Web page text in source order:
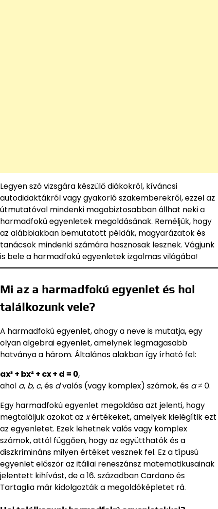
Legyen szó vizsgára készülő diákokról, kíváncsi
autodidaktákról vagy gyakorló szakemberekről, ezzel az
útmutatóval mindenki magabiztosabban állhat neki a
harmadfokú egyenletek megoldásának. Reméljük, hogy
az alábbiakban bemutatott példák, magyarázatok és
tanácsok mindenki számára hasznosak lesznek. Vágjunk
is bele a harmadfokú egyenletek izgalmas világába!
Mi az a harmadfokú egyenlet és hol
találkozunk vele?
A harmadfokú egyenlet, ahogy a neve is mutatja, egy
olyan algebrai egyenlet, amelynek legmagasabb
hatványa a három. Általános alakban így írható fel:
ax³ + bx² + cx + d = 0,
ahol a, b, c, és dvalós (vagy komplex) számok, és a≠ 0.
Egy harmadfokú egyenlet megoldása azt jelenti, hogy
megtaláljuk azokat az xértékeket, amelyek kielégítik ezt
az egyenletet. Ezek lehetnek valós vagy komplex
számok, attól függően, hogy az együtthatók és a
diszkrimináns milyen értéket vesznek fel. Ez a típusú
egyenlet először az itáliai reneszánsz matematikusainak
jelentett kihívást, de a 16. században Cardano és
Tartaglia már kidolgozták a megoldóképletet rá.